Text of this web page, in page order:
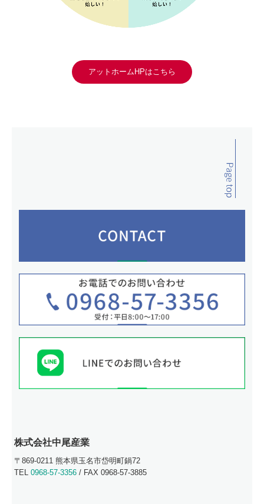
アットホームHPはこちら
株式会社中尾産業
〒869-0211 熊本県玉名市岱明町鍋72
TEL0968-57-3356 / FAX 0968-57-3885